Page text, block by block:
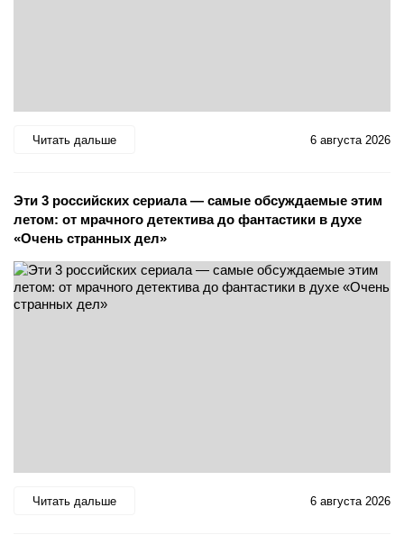
Читать дальше 6 августа 2026
Эти 3 российских сериала — самые обсуждаемые этим
летом: от мрачного детектива до фантастики в духе
«Очень странных дел»
Читать дальше 6 августа 2026